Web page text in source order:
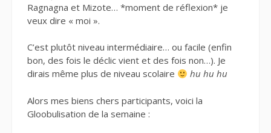
Ragnagna et Mizote… *moment de réflexion* je
veux dire « moi ».
C’est plutôt niveau intermédiaire… ou facile (enfin
bon, des fois le déclic vient et des fois non…). Je
dirais même plus de niveau scolaire
hu hu hu
Alors mes biens chers participants, voici la
Gloobulisation de la semaine :